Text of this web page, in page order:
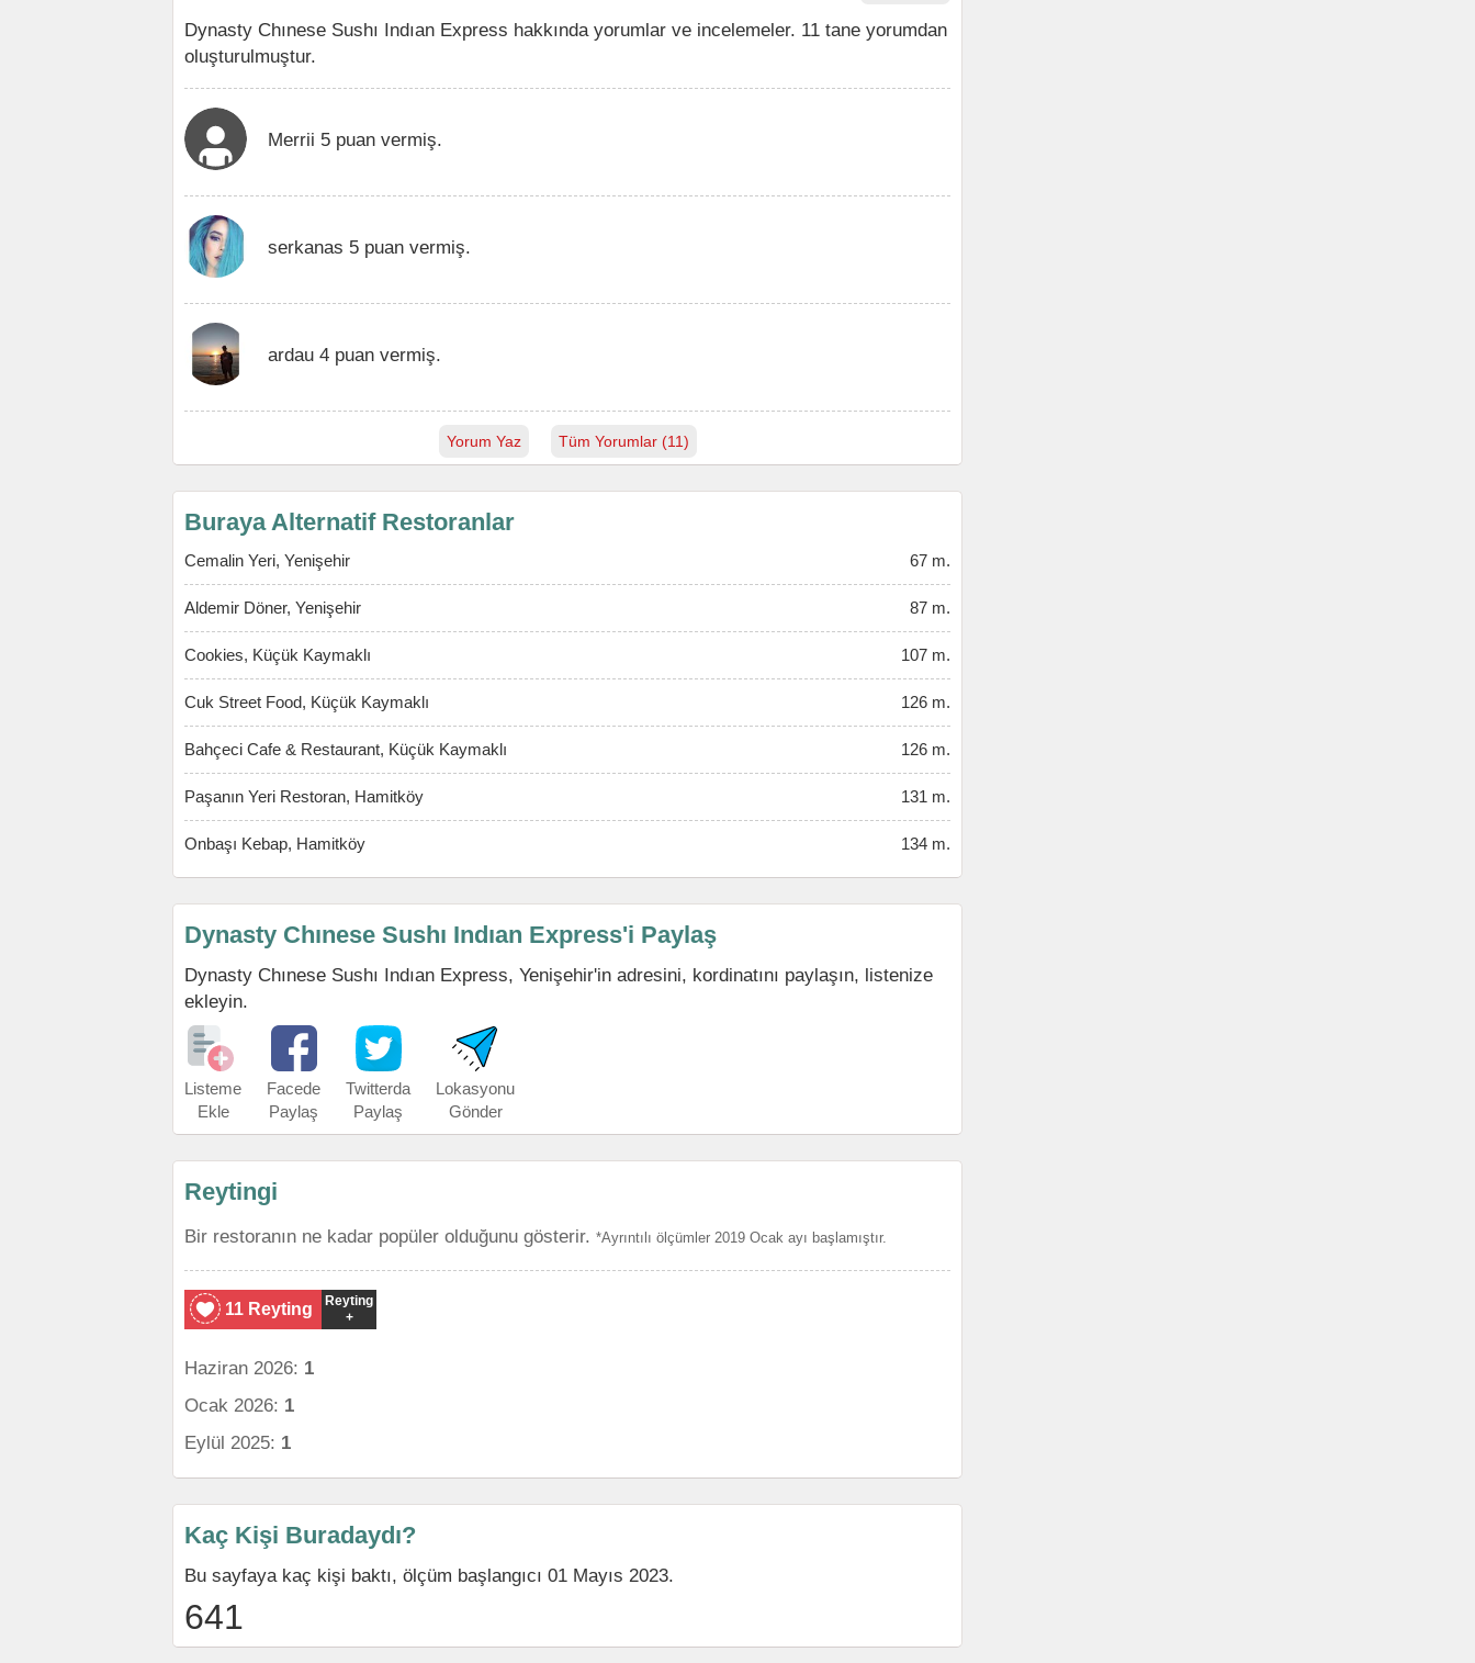
Dynasty Chınese Sushı Indıan Express hakkında yorumlar ve incelemeler. 11 tane yorumdan
oluşturulmuştur.
Merrii 5 puan vermiş.
serkanas 5 puan vermiş.
ardau 4 puan vermiş.
Yorum Yaz Tüm Yorumlar (11)
Buraya Alternatif Restoranlar
Cemalin Yeri, Yenişehir 67 m.
Aldemir Döner, Yenişehir 87 m.
Cookies, Küçük Kaymaklı 107 m.
Cuk Street Food, Küçük Kaymaklı 126 m.
Bahçeci Cafe & Restaurant, Küçük Kaymaklı 126 m.
Paşanın Yeri Restoran, Hamitköy 131 m.
Onbaşı Kebap, Hamitköy 134 m.
Dynasty Chınese Sushı Indıan Express'i Paylaş
Dynasty Chınese Sushı Indıan Express, Yenişehir'in adresini, kordinatını paylaşın, listenize
ekleyin.
Listeme
Ekle
Facede
Paylaş
Twitterda
Paylaş
Lokasyonu
Gönder
Reytingi
Bir restoranın ne kadar popüler olduğunu gösterir. *Ayrıntılı ölçümler 2019 Ocak ayı başlamıştır.
11 Reyting
Reyting
+
Haziran 2026: 1
Ocak 2026: 1
Eylül 2025: 1
Kaç Kişi Buradaydı?
Bu sayfaya kaç kişi baktı, ölçüm başlangıcı 01 Mayıs 2023.
641